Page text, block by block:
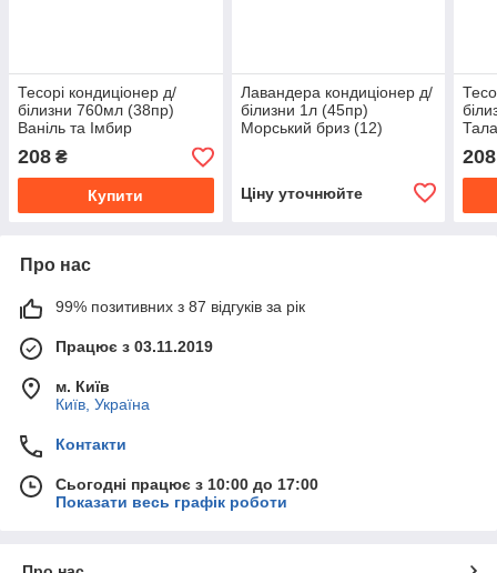
Тесорі кондиціонер д/
білизни 760мл (38пр)
Ваніль та Імбир
208 ₴
Купити
Лавандера кондиціонер д/
білизни 1л (45пр)
Морський бриз (12)
Ціну уточнюйте
208
Про нас
99% позитивних з 87 відгуків за рік
Працює з 03.11.2019
м. Київ
Київ, Україна
Контакти
Сьогодні працює з 10:00 до 17:00
Показати весь графік роботи